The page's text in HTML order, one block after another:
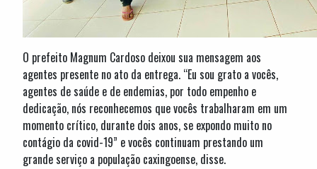
O prefeito Magnum Cardoso deixou sua mensagem aos
agentes presente no ato da entrega. “Eu sou grato a vocês,
agentes de saúde e de endemias, por todo empenho e
dedicação, nós reconhecemos que vocês trabalharam em um
momento crítico, durante dois anos, se expondo muito no
contágio da covid-19” e vocês continuam prestando um
grande serviço a população caxingoense, disse.